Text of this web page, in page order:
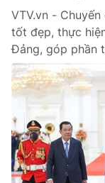
VTV.vn -
tốt đẹp, thực
Đảng, góp phần